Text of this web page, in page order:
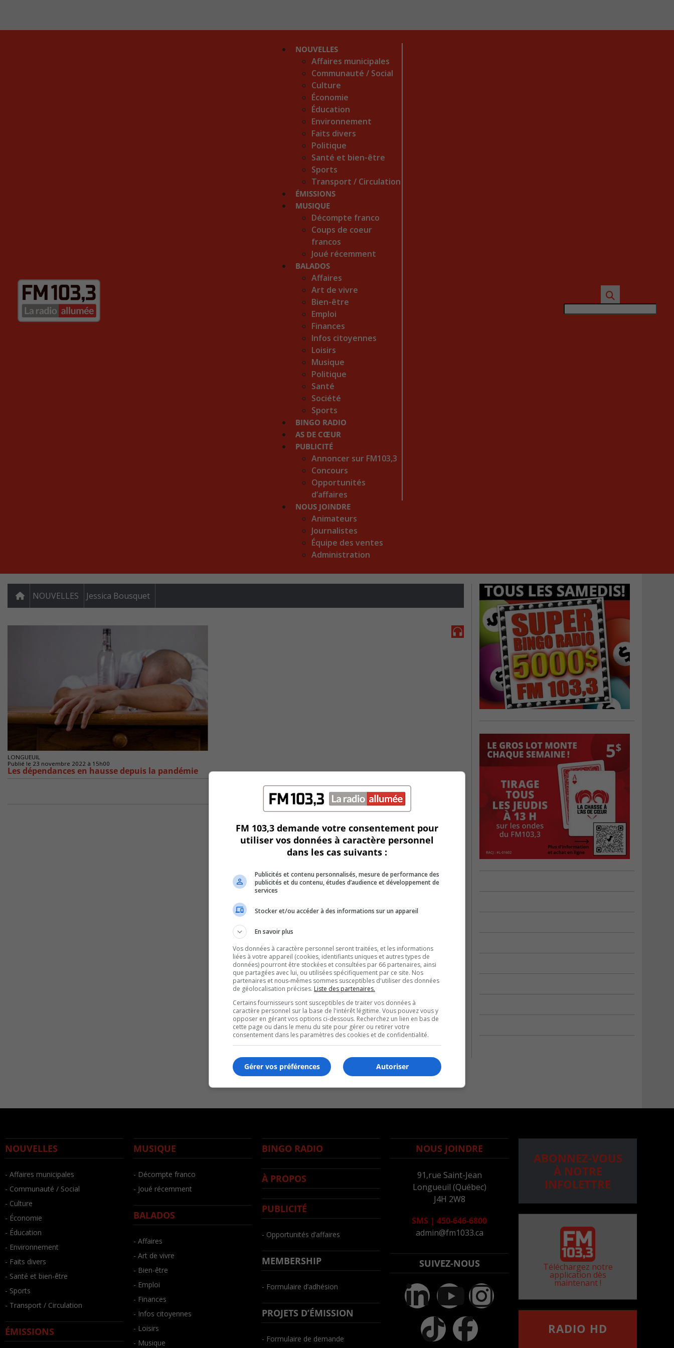
NOUVELLES
Affaires municipales
Communauté / Social
Culture
Économie
Éducation
Environnement
Faits divers
Politique
Santé et bien-être
Sports
Transport / Circulation
ÉMISSIONS
MUSIQUE
Décompte franco
Coups de coeur
francos
Joué récemment
BALADOS
Affaires
Art de vivre
Bien-être
Emploi
Finances
Infos citoyennes
Loisirs
Musique
Politique
Santé
Société
Sports
BINGO RADIO
AS DE CŒUR
PUBLICITÉ
Annoncer sur FM103,3
Concours
Opportunités
d’affaires
NOUS JOINDRE
Animateurs
Journalistes
Équipe des ventes
Administration
NOUVELLES Jessica Bousquet
LONGUEUIL
Publié le 23 novembre 2022 à 15h00
Les dépendances en hausse depuis la pandémie
NOUVELLES
- Affaires municipales
- Communauté / Social
- Culture
- Économie
- Éducation
- Environnement
- Faits divers
- Santé et bien-être
- Sports
- Transport / Circulation
ÉMISSIONS
MUSIQUE
- Décompte franco
- Joué récemment
BALADOS
- Affaires
- Art de vivre
- Bien-être
- Emploi
- Finances
- Infos citoyennes
- Loisirs
- Musique
BINGO RADIO
À PROPOS
PUBLICITÉ
- Opportunités d’affaires
MEMBERSHIP
- Formulaire d’adhésion
PROJETS D’ÉMISSION
- Formulaire de demande
NOUS JOINDRE
91,rue Saint-Jean
Longueuil (Québec)
J4H 2W8
SMS | 450-646-6800
admin@fm1033.ca
SUIVEZ-NOUS
ABONNEZ-VOUS
À NOTRE
INFOLETTRE
Téléchargez notre
application dès
maintenant !
RADIO HD
FM 103,3 demande votre consentement pour
utiliser vos données à caractère personnel
dans les cas suivants :
Publicités et contenu personnalisés, mesure de performance des
publicités et du contenu, études d’audience et développement de
services
Stocker et/ou accéder à des informations sur un appareil
En savoir plus
Vos données à caractère personnel seront traitées, et les informations
liées à votre appareil (cookies, identifiants uniques et autres types de
données) pourront être stockées et consultées par 66 partenaires, ainsi
que partagées avec lui, ou utilisées spécifiquement par ce site. Nos
partenaires et nous-mêmes sommes susceptibles d'utiliser des données
de géolocalisation précises. Liste des partenaires.
Certains fournisseurs sont susceptibles de traiter vos données à
caractère personnel sur la base de l'intérêt légitime. Vous pouvez vous y
opposer en gérant vos options ci-dessous. Recherchez un lien en bas de
cette page ou dans le menu du site pour gérer ou retirer votre
consentement dans les paramètres des cookies et de confidentialité.
Autoriser
Gérer vos préférences